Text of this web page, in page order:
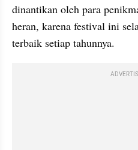
dinantikan oleh para
heran, karena festival ini
terbaik setiap tahunnya.